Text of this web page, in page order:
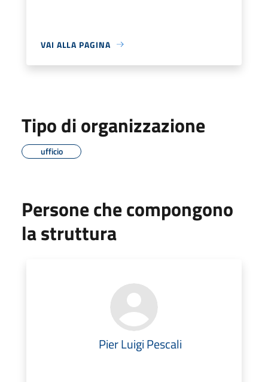
VAI ALLA PAGINA
Tipo di organizzazione
ufficio
Persone che compongono
la struttura
Pier Luigi Pescali